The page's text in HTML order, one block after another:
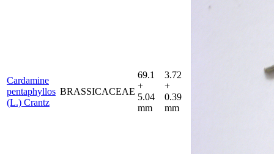
Cardamine
pentaphyllos
(L.) Crantz
BRASSICACEAE
69.1
+
5.04
mm
3.72
+
0.39
mm